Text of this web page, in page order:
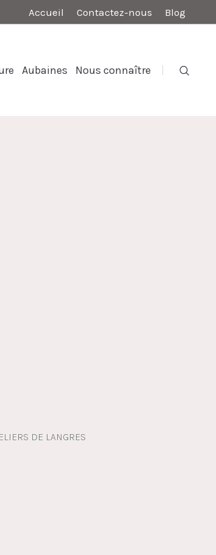
Accueil Contactez-nous Blog
Aubaines Nous connaître
DE LANGRES